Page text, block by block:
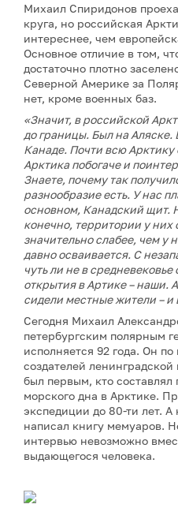
Михаил Спиридонов
круга, но российская
интереснее, чем
Основное отличие в том,
достаточно плотно
Северной Америке за
нет, кроме военных баз.
«Значит, в российской
до границы. Был на Аляске.
Канаде. Почти всю
Арктика побогаче и
Знаете, почему так
разнообразие есть. У нас
основном, Канадский щит.
конечно, территории у них
значительно слабее, чем у
давно осваивается. С
чуть ли не в
открытия в Артике – наши.
сидели местные жители – и
Сегодня Михаил
петербургским полярным
исполняется 92 года. Он
создателей
был первым, кто составлял
морского дна в Арктике.
экспедиции до 80-ти лет. А
написал книгу мемуаров.
интервью невозможно
выдающегося человека.